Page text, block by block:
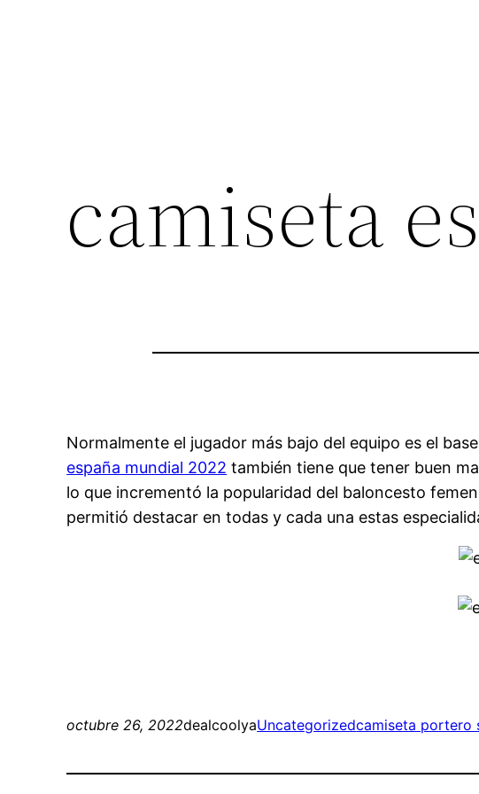
camiseta
Normalmente el jugador más bajo del equipo es el
españa mundial 2022 también tiene que tener buen
lo que incrementó la popularidad del baloncesto
permitió destacar en todas y cada una estas
octubre 26, 2022dealcoolyaUncategorizedcamiseta portero